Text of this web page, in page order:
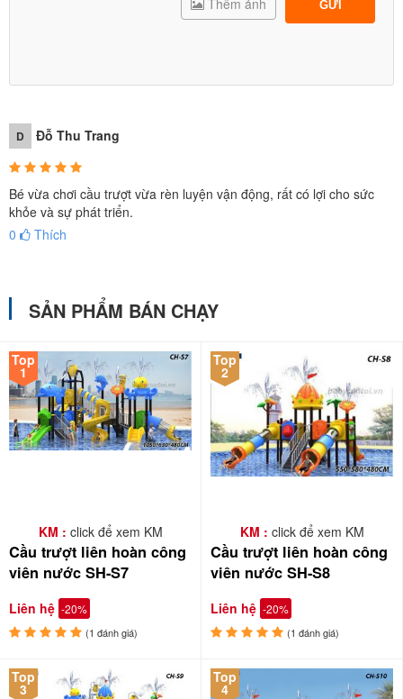
GỬI
D Đỗ Thu Trang
Bé vừa chơi cầu trượt vừa rèn luyện vận động, rất có lợi cho sức
khỏe và sự phát triển.
0
Thích
SẢN PHẨM BÁN CHẠY
Top
1
KM : click để xem KM
Cầu trượt liên hoàn công
viên nước SH-S7
Liên hệ -20%
(1 đánh giá)
Top
2
KM : click để xem KM
Cầu trượt liên hoàn công
viên nước SH-S8
Liên hệ -20%
(1 đánh giá)
Top
3
Top
4